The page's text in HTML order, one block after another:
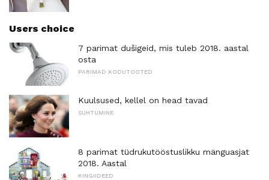
Users choice
7 parimat dušigeid, mis tuleb 2018. aastal
osta
PARIMAD KODUTOOTED
Kuulsused, kellel on head tavad
SUHTUMINE
8 parimat tüdrukutööstuslikku mänguasjat
2018. Aastal
KINGIIDEED